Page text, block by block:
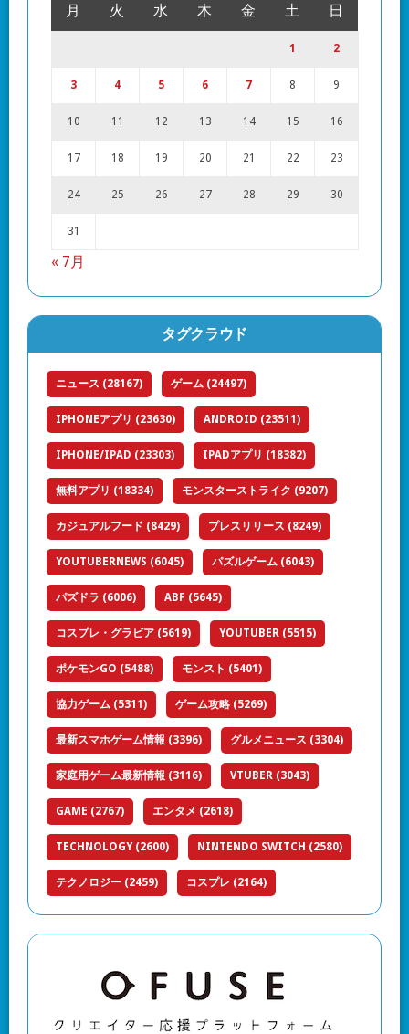
月 火 水 木 金 土 日
1 2
3 4 5 6 7 8 9
10 11 12 13 14 15 16
17 18 19 20 21 22 23
24 25 26 27 28 29 30
31
« 7月
タグクラウド
ニュース (28167) ゲーム (24497)
IPHONEアプリ (23630) ANDROID (23511)
IPHONE/IPAD (23303) IPADアプリ (18382)
無料アプリ (18334) モンスターストライク (9207)
カジュアルフード (8429) プレスリリース (8249)
YOUTUBERNEWS (6045) パズルゲーム (6043)
パズドラ (6006) ABF (5645)
コスプレ・グラビア (5619) YOUTUBER (5515)
ポケモンGO (5488) モンスト (5401)
協力ゲーム (5311) ゲーム攻略 (5269)
最新スマホゲーム情報 (3396) グルメニュース (3304)
家庭用ゲーム最新情報 (3116) VTUBER (3043)
GAME (2767) エンタメ (2618)
TECHNOLOGY(2600) NINTENDO SWITCH (2580)
テクノロジー (2459) コスプレ (2164)